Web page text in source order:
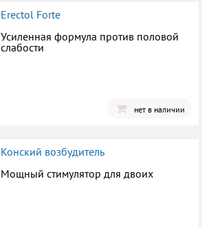
Erectol Forte
Усиленная формула против половой
слабости
нет в наличии
Конский возбудитель
Мощный стимулятор для двоих